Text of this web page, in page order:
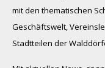
mit den thematischen
Geschäftswelt,
Stadtteilen der